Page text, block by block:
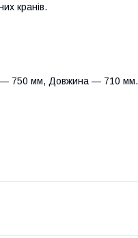
кранів.
— 750 мм, Довжина — 710 мм.